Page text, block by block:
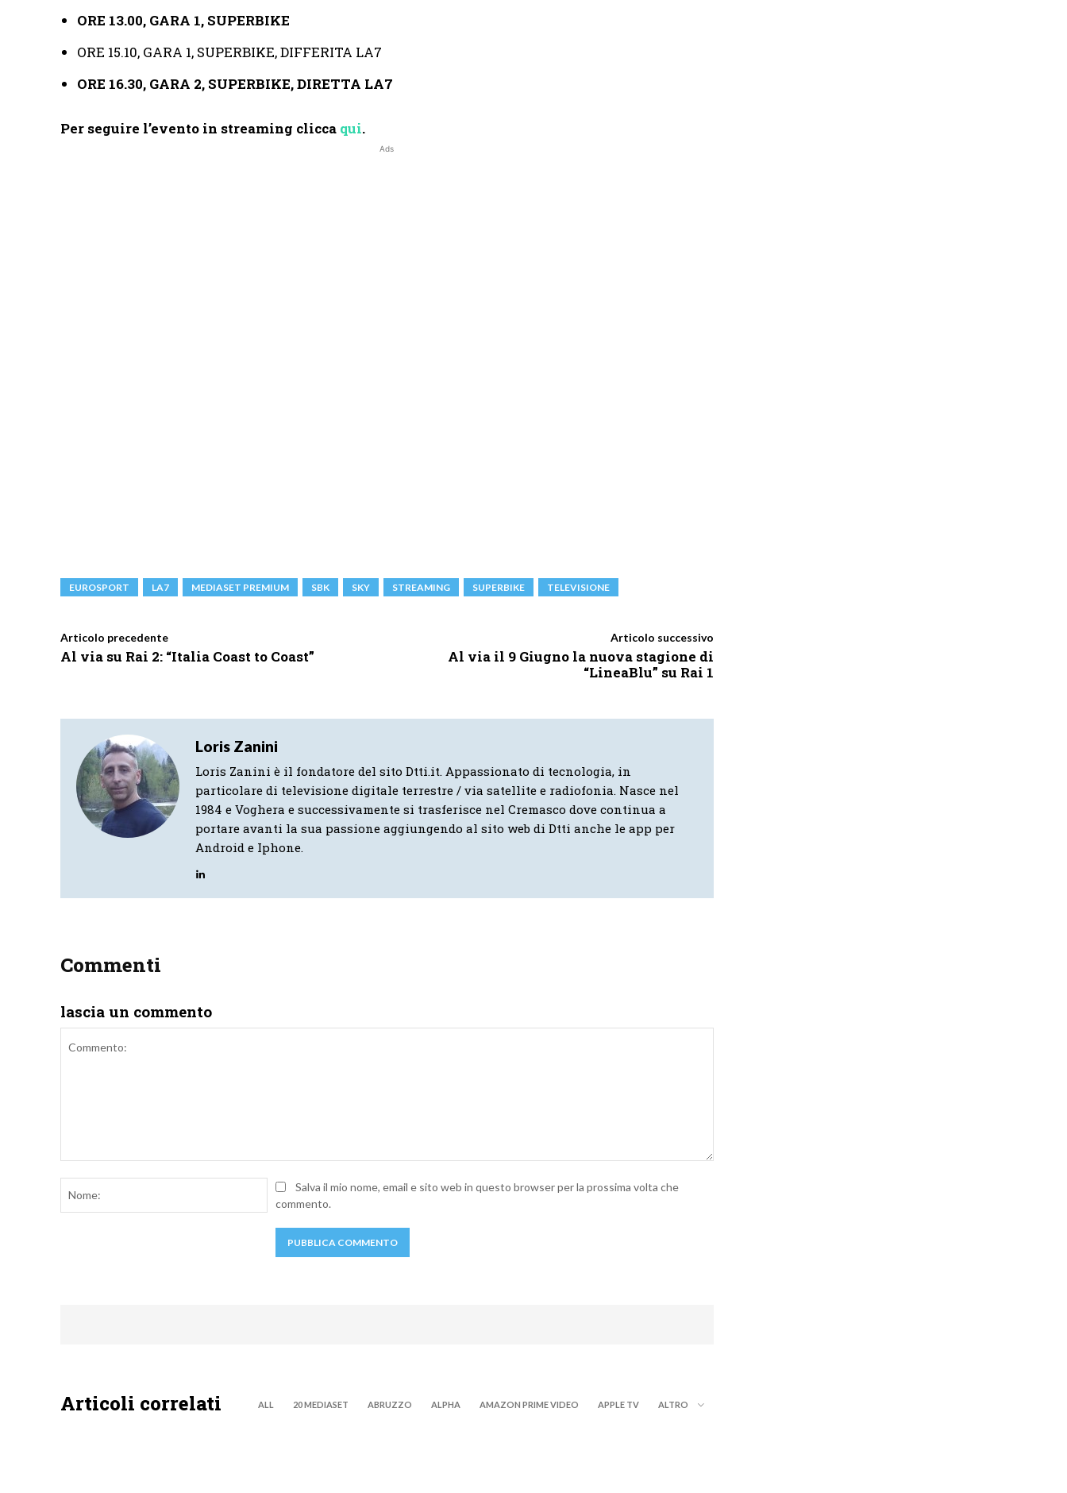
ORE 13.00, GARA 1, SUPERBIKE
ORE 15.10, GARA 1, SUPERBIKE, DIFFERITA LA7
ORE 16.30, GARA 2, SUPERBIKE, DIRETTA LA7
Per seguire l’evento in streaming clicca qui.
Ads
EUROSPORT LA7 MEDIASET PREMIUM SBK SKY STREAMING SUPERBIKE TELEVISIONE
Articolo precedente
Al via su Rai 2: “Italia Coast to Coast”
Articolo successivo
Al via il 9 Giugno la nuova stagione di
“LineaBlu” su Rai 1
Loris Zanini
Loris Zanini è il fondatore del sito Dtti.it. Appassionato di tecnologia, in
particolare di televisione digitale terrestre / via satellite e radiofonia. Nasce nel
1984 e Voghera e successivamente si trasferisce nel Cremasco dove continua a
portare avanti la sua passione aggiungendo al sito web di Dtti anche le app per
Android e Iphone.
Commenti
lascia un commento
Nome:Salva il mio nome, email e sito web in questo browser per la prossima volta che
commento.
Articoli correlati ALL 20 MEDIASET ABRUZZO ALPHA AMAZON PRIME VIDEO APPLE TV ALTRO